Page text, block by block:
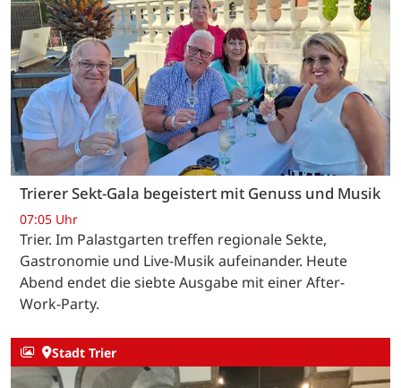
Trierer Sekt-Gala begeistert mit Genuss und Musik
07:05 Uhr
Trier. Im Palastgarten treffen regionale Sekte,
Gastronomie und Live-Musik aufeinander. Heute
Abend endet die siebte Ausgabe mit einer After-
Work-Party.
Stadt Trier